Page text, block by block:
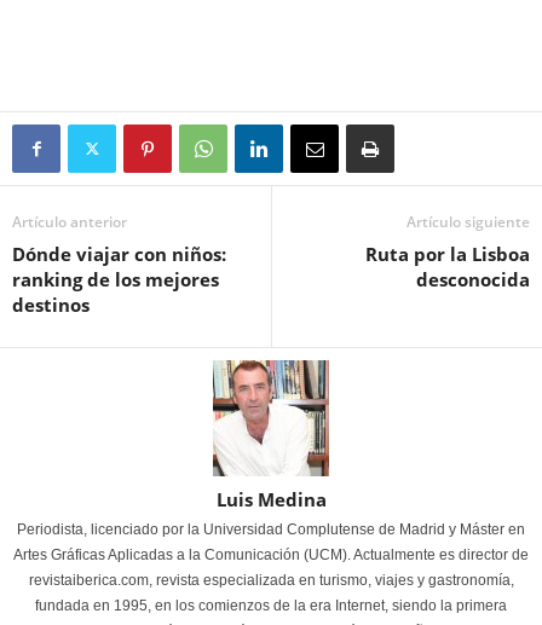
Artículo anterior
Dónde viajar con niños:
ranking de los mejores
destinos
Artículo siguiente
Ruta por la Lisboa
desconocida
Luis Medina
Periodista, licenciado por la Universidad Complutense de Madrid y Máster en
Artes Gráficas Aplicadas a la Comunicación (UCM). Actualmente es director de
revistaiberica.com, revista especializada en turismo, viajes y gastronomía,
fundada en 1995, en los comienzos de la era Internet, siendo la primera